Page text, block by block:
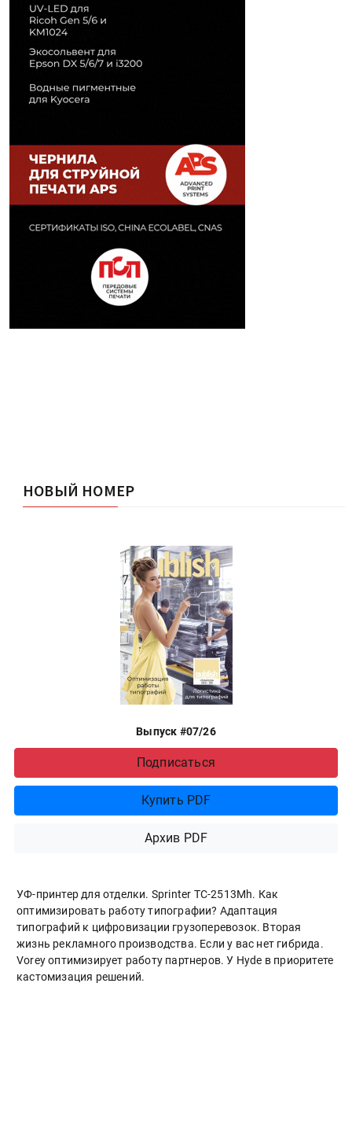
НОВЫЙ НОМЕР
Выпуск #07/26
Подписаться
Купить PDF
Архив PDF
УФ-принтер для отделки. Sprinter ТС-2513Mh. Как
оптимизировать работу типографии? Адаптация
типографий к цифровизации грузоперевозок. Вторая
жизнь рекламного производства. Если у вас нет гибрида.
Vorey оптимизирует работу партнеров. У Hyde в приоритете
кастомизация решений.